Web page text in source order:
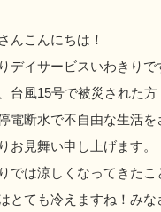
んこんにちは！
デイサービスいわきりで
台風15号で被災された方
電断水で不自由な生活を
お見舞い申し上げます。
では涼しくなってきた
とても冷えますね！みな